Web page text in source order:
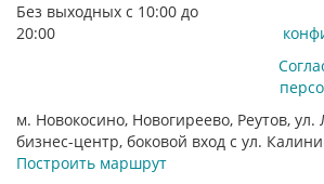
Без выходных с 10:00 до
20:00
м. Новокосино, Новогиреево, Реутов,
бизнес-центр, боковой вход с ул.
Построить маршрут